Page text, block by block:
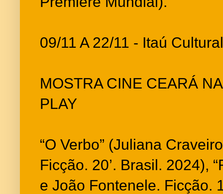
09/11 A 22/11 - Itaú
MOSTRA CINE CEARÁ
PLAY
“O Verbo” (Juliana
Ficção. 20’. Brasil. 2024),
e João Fontenele. Ficção.